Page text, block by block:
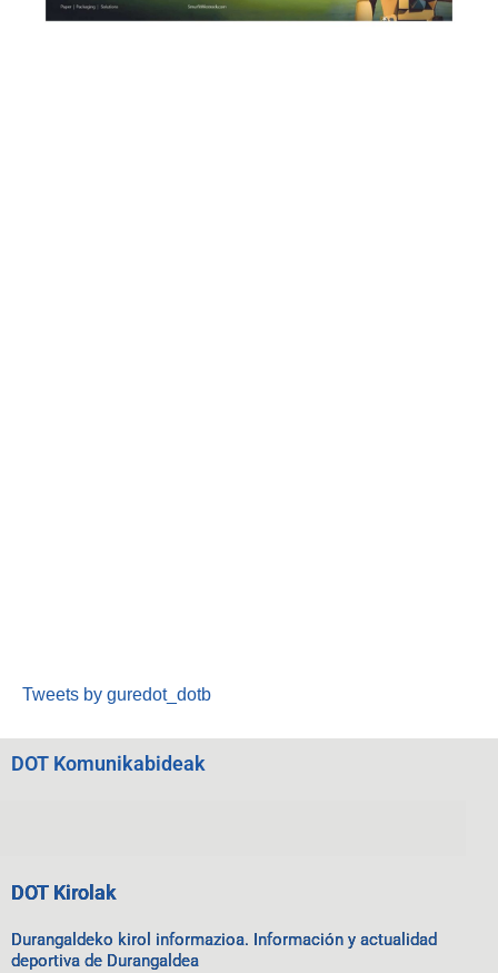
Tweets by guredot_dotb
DOT Komunikabideak
DOT Kirolak
Durangaldeko kirol informazioa. Información y actualidad
deportiva de Durangaldea